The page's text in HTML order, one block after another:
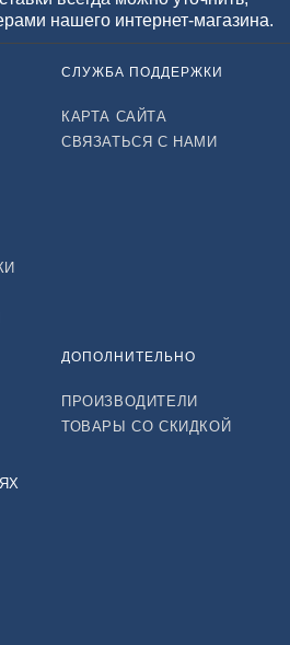
нашего интернет-магазина.
СЛУЖБА ПОДДЕРЖКИ
КАРТА САЙТА
СВЯЗАТЬСЯ С НАМИ
ДОПОЛНИТЕЛЬНО
ПРОИЗВОДИТЕЛИ
ТОВАРЫ СО СКИДКОЙ